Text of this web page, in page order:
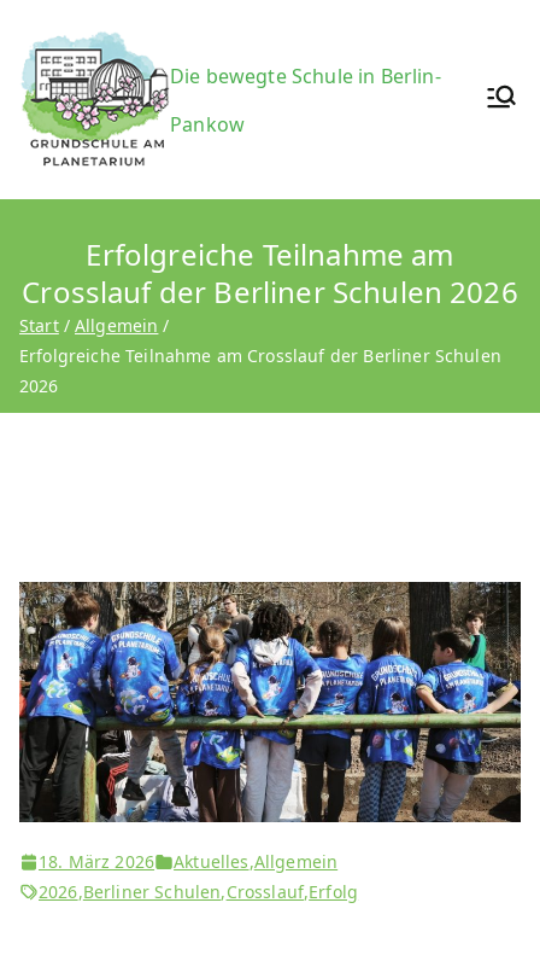
Inhalt
springen
Grundsc
hule am
Planetari
um
Die bewegte Schule in Berlin-
Pankow
Erfolgreiche Teilnahme am
Crosslauf der Berliner Schulen 2026
Start
Allgemein
Erfolgreiche Teilnahme am Crosslauf der Berliner Schulen
2026
18. März 2026 Aktuelles,Allgemein
2026,Berliner Schulen,Crosslauf,Erfolg